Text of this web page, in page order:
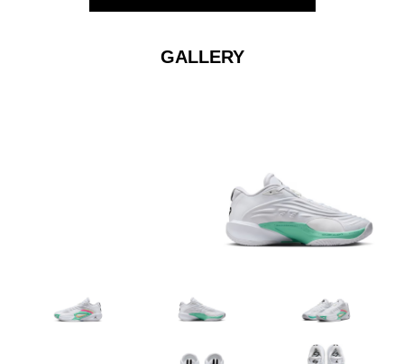
GALLERY